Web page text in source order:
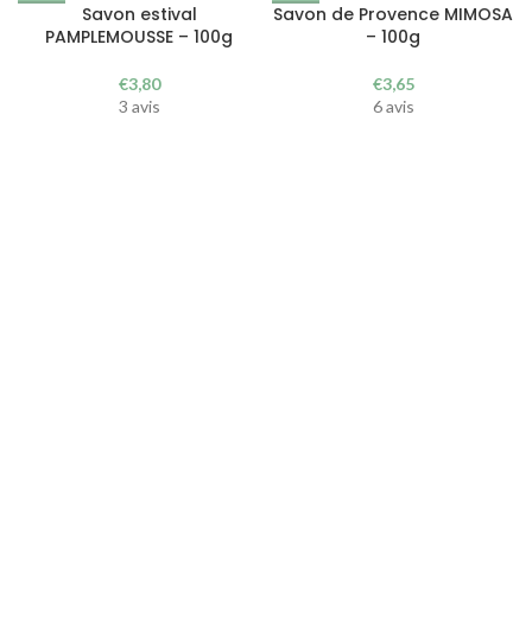
Savon estival
PAMPLEMOUSSE – 100g
€3,80
3 avis
Savon de Provence MIMOSA
– 100g
€3,65
6 avis